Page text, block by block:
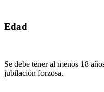
Edad
Se debe tener al menos 18
jubilación forzosa.